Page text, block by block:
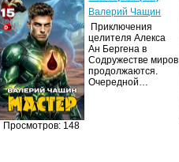
Просмотров: 148
Валерий Чащин
Приключения
целителя Алекса
Ан Бергена в
Содружестве миров
продолжаются.
Очередной…